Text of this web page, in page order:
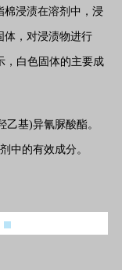
棉浸渍在溶剂中，浸
体，对浸渍物进行
，白色固体的主要成
基)异氰脲酸酯。
中的有效成分。